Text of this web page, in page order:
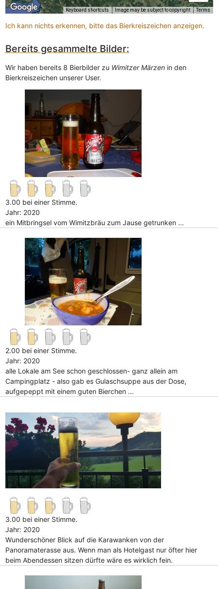
Keyboard shortcuts Image may be subject to copyright Terms
Ich kann nichts erkennen, bitte das Bierkreiszeichen anzeigen.
Bereits gesammelte Bilder:
Wir haben bereits 8 Bierbilder zu Wimitzer Märzenin den
Bierkreiszeichen unserer User.
3.00 bei einer Stimme.
Jahr: 2020
ein Mitbringsel vom Wimitzbräu zum Jause getrunken ...
2.00 bei einer Stimme.
Jahr: 2020
alle Lokale am See schon geschlossen- ganz allein am
Campingplatz - also gab es Gulaschsuppe aus der Dose,
aufgepeppt mit einem guten Bierchen ...
3.00 bei einer Stimme.
Jahr: 2020
Wunderschöner Blick auf die Karawanken von der
Panoramaterasse aus. Wenn man als Hotelgast nur öfter hier
beim Abendessen sitzen dürfte wäre es wirklich fein.